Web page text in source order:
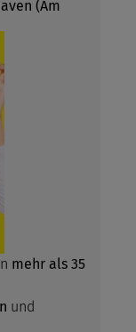
(Am
mehr als 35
und